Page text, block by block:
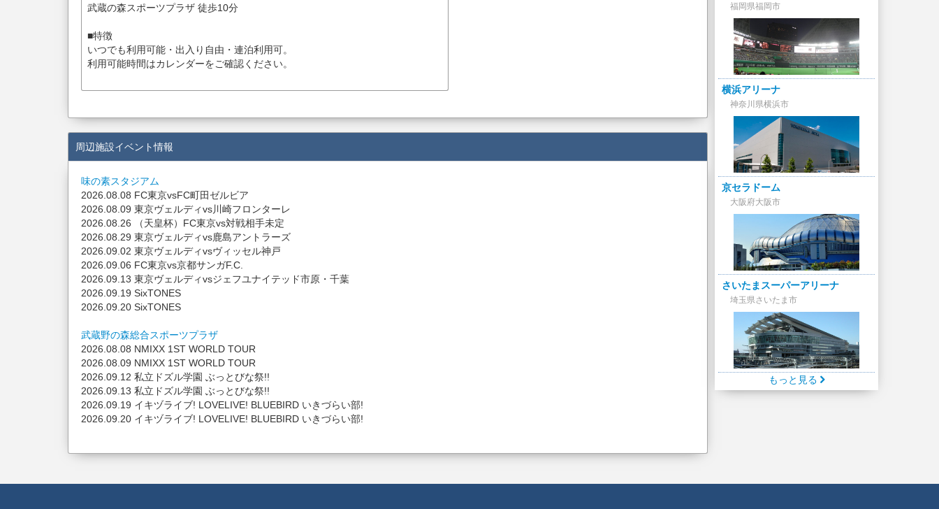
武蔵の森スポーツプラザ 徒歩10分
■特徴
いつでも利用可能・出入り自由・連泊利用可。
利用可能時間はカレンダーをご確認ください。
周辺施設イベント情報
味の素スタジアム
2026.08.08 FC東京vsFC町田ゼルビア
2026.08.09 東京ヴェルディvs川崎フロンターレ
2026.08.26 （天皇杯）FC東京vs対戦相手未定
2026.08.29 東京ヴェルディvs鹿島アントラーズ
2026.09.02 東京ヴェルディvsヴィッセル神戸
2026.09.06 FC東京vs京都サンガF.C.
2026.09.13 東京ヴェルディvsジェフユナイテッド市原・千葉
2026.09.19 SixTONES
2026.09.20 SixTONES
武蔵野の森総合スポーツプラザ
2026.08.08 NMIXX 1ST WORLD TOUR
2026.08.09 NMIXX 1ST WORLD TOUR
2026.09.12 私立ドズル学園 ぶっとびな祭!!
2026.09.13 私立ドズル学園 ぶっとびな祭!!
2026.09.19 イキヅライブ! LOVELIVE! BLUEBIRD いきづらい部!
2026.09.20 イキヅライブ! LOVELIVE! BLUEBIRD いきづらい部!
福岡県福岡市
横浜アリーナ
神奈川県横浜市
京セラドーム
大阪府大阪市
さいたまスーパーアリーナ
埼玉県さいたま市
もっと見る